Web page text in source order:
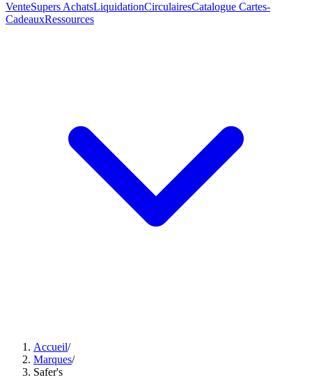
VenteSupers AchatsLiquidationCirculairesCatalogue Cartes-
CadeauxRessources
Accueil/
Marques/
Safer's